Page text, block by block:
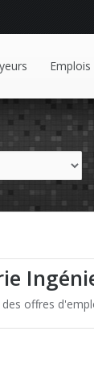
Emplois
offres